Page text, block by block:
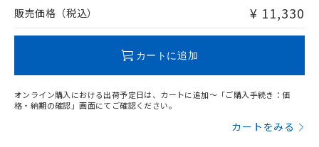
問い合わせください。
販売価格（税込） ¥ 11,330
カートに追加
オンライン購入における出荷予定日は、カートに追加～「ご購入手続き：価
格・納期の確認」画面にてご確認ください。
カートをみる